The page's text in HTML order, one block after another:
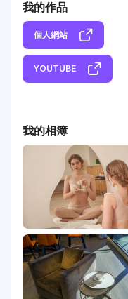
我的作品
個人網站
YOUTUBE
我的相簿